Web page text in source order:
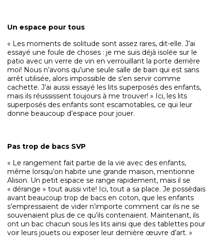
Un espace pour tous
« Les moments de solitude sont assez rares, dit-elle. J’ai
essayé une foule de choses : je me suis déjà isolée sur le
patio avec un verre de vin en verrouillant la porte derrière
moi! Nous n’avons qu’une seule salle de bain qui est sans
arrêt utilisée, alors impossible de s’en servir comme
cachette. J’ai aussi essayé les lits superposés des enfants,
mais ils réussissent toujours à me trouver! » Ici, les lits
superposés des enfants sont escamotables, ce qui leur
donne beaucoup d’espace pour jouer.
Pas trop de bacs SVP
« Le rangement fait partie de la vie avec des enfants,
même lorsqu’on habite une grande maison, mentionne
Alison. Un petit espace se range rapidement, mais il se
« dérange » tout aussi vite! Ici, tout a sa place. Je possédais
avant beaucoup trop de bacs en coton, que les enfants
s’empressaient de vider n’importe comment car ils ne se
souvenaient plus de ce qu’ils contenaient. Maintenant, ils
ont un bac chacun sous les lits ainsi que des tablettes pour
voir leurs jouets ou exposer leur dernière œuvre d’art. »